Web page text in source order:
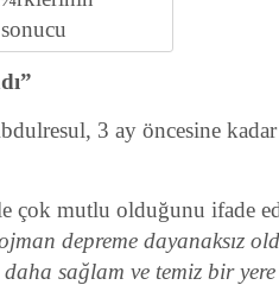
3 ay öncesine
çok mutlu olduğunu ifade
depreme dayanaksız
sağlam ve temiz bir